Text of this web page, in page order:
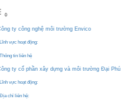
ty công nghệ môi trường Envico
vực hoạt động:
tin liên hệ
ty cổ phần xây dựng và môi trường Đại Phú
vực hoạt động:
chỉ liên hệ: